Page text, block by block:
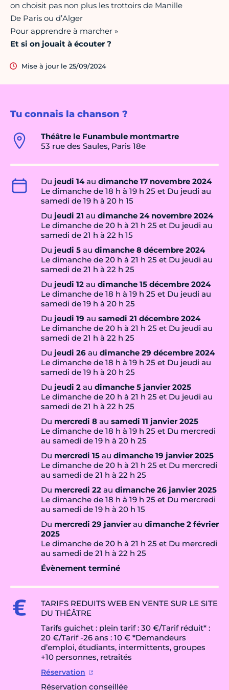
Tu connais la chanson ?
Théâtre le Funambule montmartre
53 rue des Saules, Paris 18e
Du jeudi 14au dimanche 17 novembre 2024
Le dimanche de 18 h à 19 h 25 et Du jeudi au
samedi de 19 h à 20 h 15
Du jeudi 21 au dimanche 24 novembre 2024
Le dimanche de 20 h à 21 h 25 et Du jeudi au
samedi de 21 h à 22 h 15
Du jeudi 5 au dimanche 8 décembre 2024
Le dimanche de 20 h à 21 h 25 et Du jeudi au
samedi de 21 h à 22 h 25
Du jeudi 12 au dimanche 15 décembre 2024
Le dimanche de 18 h à 19 h 25 et Du jeudi au
samedi de 19 h à 20 h 25
Du jeudi 19 au samedi 21 décembre 2024
Le dimanche de 20 h à 21 h 25 et Du jeudi au
samedi de 21 h à 22 h 25
Du jeudi 26 au dimanche 29 décembre 2024
Le dimanche de 18 h à 19 h 25 et Du jeudi au
samedi de 19 h à 20 h 25
Du jeudi 2 au dimanche 5 janvier 2025
Le dimanche de 20 h à 21 h 25 et Du jeudi au
samedi de 21 h à 22 h 25
Du mercredi 8 au samedi 11 janvier 2025
Le dimanche de 18 h à 19 h 25 et Du mercredi
au samedi de 19 h à 20 h 25
Du mercredi 15 au dimanche 19 janvier 2025
Le dimanche de 20 h à 21 h 25 et Du mercredi
au samedi de 21 h à 22 h 25
Du mercredi 22 au dimanche 26 janvier 2025
Le dimanche de 18 h à 19 h 25 et Du mercredi
au samedi de 19 h à 20 h 15
Du mercredi 29 janvierau dimanche 2 février
2025
Le dimanche de 20 h à 21 h 25 et Du mercredi
au samedi de 21 h à 22 h 25
Évènement terminé
TARIFS REDUITS WEB EN VENTE SUR LE SITE
DU THÉÂTRE
Tarifs guichet : plein tarif : 30 €/Tarif réduit* :
20 €/Tarif -26 ans : 10 € *Demandeurs
d’emploi, étudiants, intermittents, groupes
+10 personnes, retraités
Réservation
Réservation conseillée
on choisit pas non plus les trottoirs de Manille
De Paris ou d’Alger
Pour apprendre à marcher »
Et si on jouait à écouter ?
Mise à jour le 25/09/2024